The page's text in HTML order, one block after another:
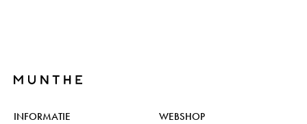
INFORMATIE WEBSHOP